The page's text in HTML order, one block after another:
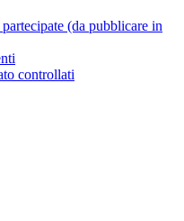
(da pubblicare in
controllati